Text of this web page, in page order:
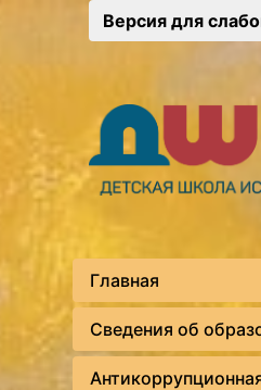
Версия для
Главная
Сведения об